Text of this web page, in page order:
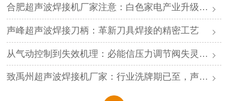
合肥超声波焊接机厂家注意：白色家电产业升级，声峰源头工厂诚邀加盟
声峰超声波焊接刀柄：革新刀具焊接的精密工艺
从气动控制到失效机理：必能信压力调节阀失灵的深度解析与专业修复
致禹州超声波焊接机厂家：行业洗牌期已至，声峰源头工厂邀您抱团取暖